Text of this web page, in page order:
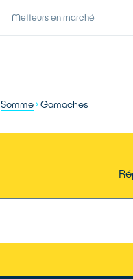
Metteurs en marché
Somme Gamaches